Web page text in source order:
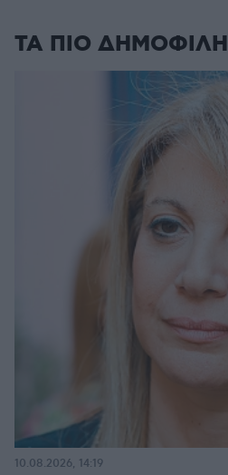
ΤΑ ΠΙΟ ΔΗΜΟΦΙΛΗ
10.08.2026, 14:19